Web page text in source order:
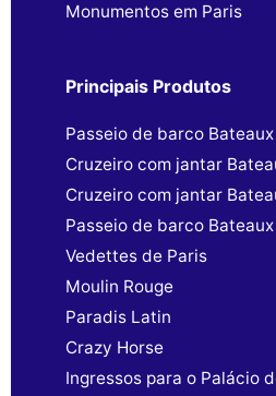
Monumentos em Paris
Principais Produtos
Passeio de barco
Cruzeiro com jantar
Cruzeiro com jantar
Passeio de barco
Vedettes de Paris
Moulin Rouge
Paradis Latin
Crazy Horse
Ingressos para o Palácio